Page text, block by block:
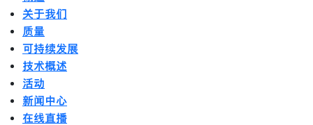
关于我们
质量
可持续发展
技术概述
活动
新闻中心
在线直播